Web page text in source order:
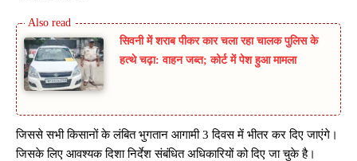
सिवनी में शराब पीकर कार चला रहा चालक पुलिस के
हत्थे चढ़ा: वाहन जब्त; कोर्ट में पेश हुआ मामला
जिससे सभी किसानों के लंबित भुगतान आगामी 3 दिवस में भीतर कर दिए जाएंगे।
जिसके लिए आवश्यक दिशा निर्देश संबंधित अधिकारियों को दिए जा चुके है।